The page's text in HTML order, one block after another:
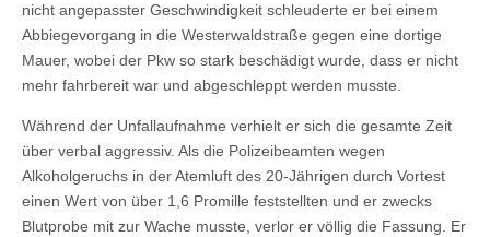
nicht angepasster Geschwindigkeit schleuderte er bei einem
Abbiegevorgang in die Westerwaldstraße gegen eine dortige
Mauer, wobei der Pkw so stark beschädigt wurde, dass er nicht
mehr fahrbereit war und abgeschleppt werden musste.
Während der Unfallaufnahme verhielt er sich die gesamte Zeit
über verbal aggressiv. Als die Polizeibeamten wegen
Alkoholgeruchs in der Atemluft des 20-Jährigen durch Vortest
einen Wert von über 1,6 Promille feststellten und er zwecks
Blutprobe mit zur Wache musste, verlor er völlig die Fassung. Er